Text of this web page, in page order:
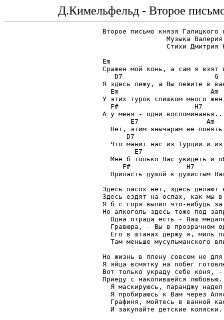
Д.Кимельфельд - Второе
Второе письмо князя
Музыка
Em
Сражен мой конь, а сам я взят
   D7                       G
Я здесь лежу, а Вы лежите в
  Em                       Аm
У этих турок слишком много
  F#                   Н7
А у меня - одни
       E7                 Аm
Нет, этим янычарам не
D7
Что манит нас из Турции и
E7
Мне б только Вас увидеть и
F#              Н7
Припасть душой к душистым
Здесь пасох нет, здесь делают
Здесь ездят на ослах, как мы
Я б с горя выпил что-нибудь
Но алкоголь здесь тоже под
Одна отрада есть - Ваш
Гравюра, - Вы в прозрачном
Его в штанах держу я, миль
Там меньше мусульманского
Но жизнь в плену совсем не
Я яйца всмятку на побег
Вот только украду себе коня, -
Приеду с накопившейся любовью.
Я маскируюсь, паранджу
Я пробираюсь к Вам через
Графиня, мойтесь в ванной